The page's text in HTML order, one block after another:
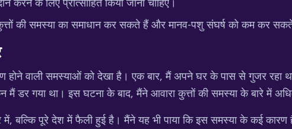
की समस्या का समाधान कर सकते हैं और मानव-पशु संघर्ष को कम कर
होने वाली समस्याओं को देखा है। एक बार, मैं अपने घर के पास से गुजर रहा
मैं डर गया था। इस घटना के बाद, मैंने आवारा कुत्तों की समस्या के बारे में
बल्कि पूरे देश में फैली हुई है। मैंने यह भी पाया कि इस समस्या के कई